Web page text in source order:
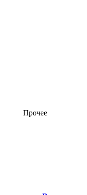
Прочее